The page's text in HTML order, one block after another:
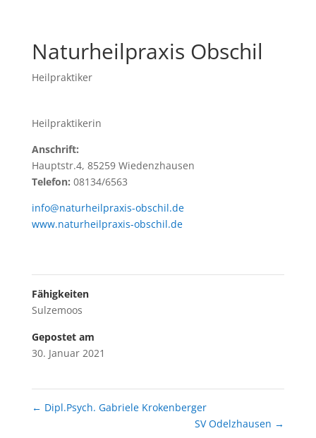
Naturheilpraxis Obschil
Heilpraktiker
Heilpraktikerin
Anschrift:
Hauptstr.4, 85259 Wiedenzhausen
Telefon: 08134/6563
info@naturheilpraxis-obschil.de
www.naturheilpraxis-obschil.de
Fähigkeiten
Sulzemoos
Gepostet am
30. Januar 2021
← Dipl.Psych. Gabriele Krokenberger
SV Odelzhausen →